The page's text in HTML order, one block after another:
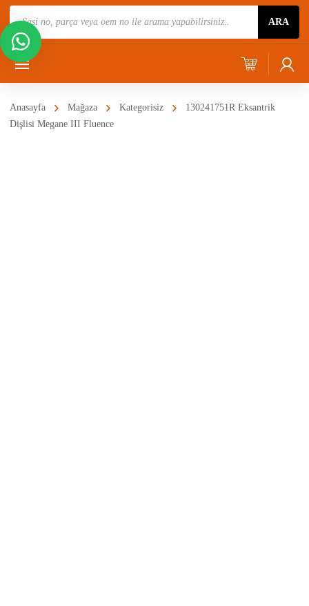
Ara
ARA
Anasayfa Mağaza Kategorisiz
130241751R Eksantrik
Dişlisi Megane III Fluence